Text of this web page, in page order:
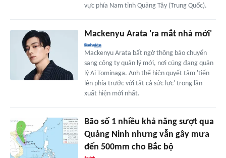
vực phía Nam tỉnh Quảng Tây (Trung Quốc).
Mackenyu Arata 'ra mắt nhà mới'
Mackenyu Arata bất ngờ thông báo chuyển
sang công ty quản lý mới, nơi cũng đang quản
lý Ai Tominaga. Anh thể hiện quyết tâm 'tiến
lên phía trước với tất cả sức lực' trong lần
xuất hiện mới nhất.
Bão số 1 nhiều khả năng sượt qua
Quảng Ninh nhưng vẫn gây mưa
đến 500mm cho Bắc bộ